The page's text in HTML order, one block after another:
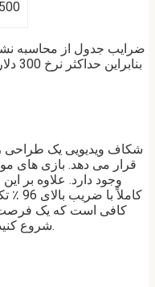
500
شکاف ویدیویی یک طراحی
قرار می دهد. بازی های
کافی است که یک فرصت
شروع کنید – بازی کلاسیک در برابر انتخاب کارت.